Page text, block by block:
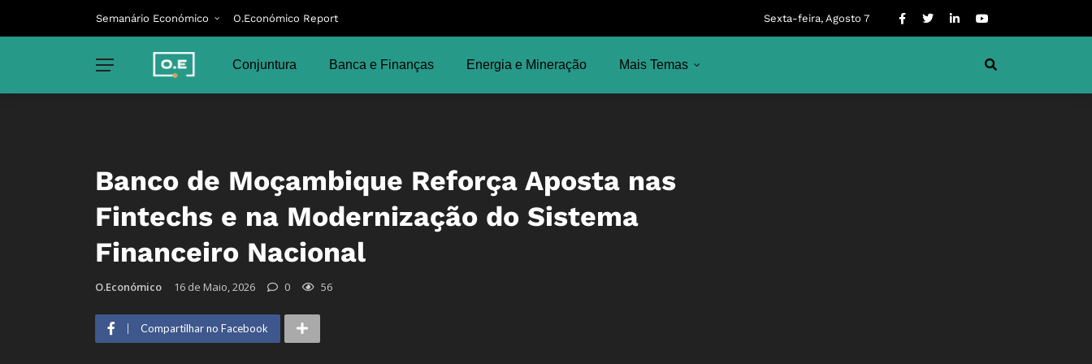
Semanário Económico O.Económico Report Sexta-feira, Agosto 7
Conjuntura Banca e Finanças Energia e Mineração Mais Temas
Banco de Moçambique Reforça Aposta nas
Fintechs e na Modernização do Sistema
Financeiro Nacional
O.Económico 16 de Maio, 2026 0 56
Compartilhar no Facebook